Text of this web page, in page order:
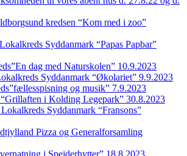
kredsen “Kom med i zoo”
Syddanmark “Papas Papbar”
dag med Naturskolen” 10.9.2023
Syddanmark “Økolariet” 9.9.2023
og musik” 7.9.2023
i Kolding Legepark” 30.8.2023
Syddanmark “Fransons”
Pizza og Generalforsamling